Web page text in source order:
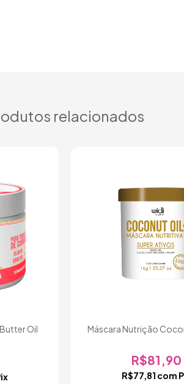
relacionados
Oil
Máscara Nutrição
R$81,90
R$77,81 com